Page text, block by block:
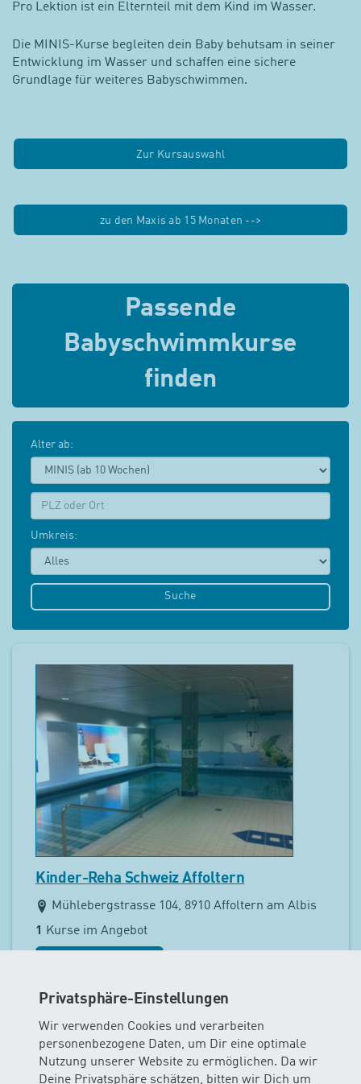
Privatsphäre-Einstellungen
Wir verwenden Cookies und verarbeiten
personenbezogene Daten, um Dir eine optimale
Nutzung unserer Website zu ermöglichen. Da wir
Deine Privatsphäre schätzen, bitten wir Dich um
Pro Lektion ist ein Elternteil mit dem Kind im Wasser.
Die MINIS-Kurse begleiten dein Baby behutsam in seiner
Entwicklung im Wasser und schaffen eine sichere
Grundlage für weiteres Babyschwimmen.
Zur Kursauswahl
zu den Maxis ab 15 Monaten -->
Passende
Babyschwimmkurse
finden
Alter ab:
PLZ:
Umkreis:
Suche
Kinder-Reha Schweiz Affoltern
Mühlebergstrasse 104, 8910 Affoltern am Albis
1
Kurse im Angebot